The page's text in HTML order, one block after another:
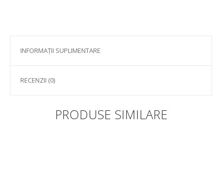
INFORMAȚII SUPLIMENTARE
RECENZII (0)
PRODUSE SIMILARE